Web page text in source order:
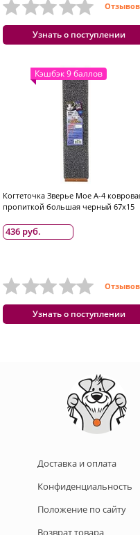
Узнать о поступлении
Кэшбэк 9 баллов
Когтеточка Зверье Мое А-4
пропиткой большая черный 67x15
436 руб.
Узнать о поступлении
Доставка и оплата
Конфиденциальность
Положение по сайту
Возврат товара